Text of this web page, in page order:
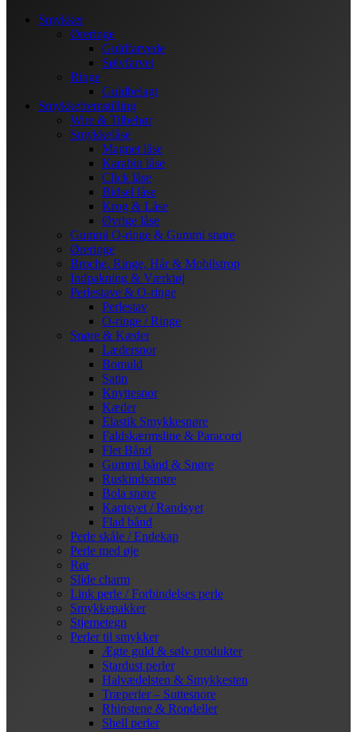
Smykker
Øreringe
Guldfarvede
Sølvfarvet
Ringe
Guldbelagt
Smykkefremstilling
Wire & Tilbehør
Smykkelåse
Magnet låse
Karabin låse
Click låse
Bidsel låse
Krog & Låse
Øvrige låse
Gummi O-ringe & Gummi snøre
Øreringe
Broche, Ringe, Hår & Mobilstrop
Indpakning & Værktøj
Perlestave & O-ringe
Perlestav
O-ringe / Ringe
Snøre & Kæder
Lædersnor
Bomuld
Satin
Knyttesnor
Kæder
Elastik Smykkesnøre
Faldskærmsline & Paracord
Flet Bånd
Gummi bånd & Snøre
Ruskindssnøre
Bola snøre
Kantsyet / Randsyet
Flad bånd
Perle skåle / Endekap
Perle med øje
Rør
Slide charm
Link perle / Forbindelses perle
Smykkepakker
Stjernetegn
Perler til smykker
Ægte guld & sølv produkter
Stardust perler
Halvædelsten & Smykkesten
Træperler – Suttesnore
Rhinstene & Rondeller
Shell perler